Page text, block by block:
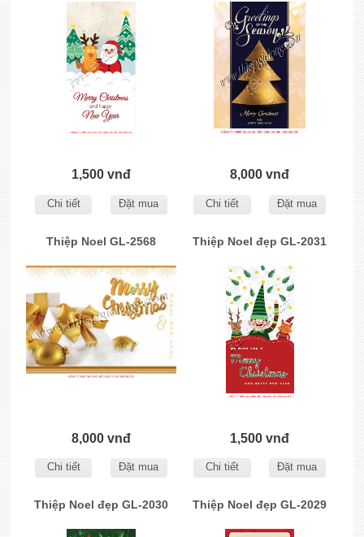
1,500 vnđ
Chi tiết Đặt mua
8,000 vnđ
Chi tiết Đặt mua
Thiệp Noel GL-2568
8,000 vnđ
Chi tiết Đặt mua
Thiệp Noel đẹp GL-2031
1,500 vnđ
Chi tiết Đặt mua
Thiệp Noel đẹp GL-2030 Thiệp Noel đẹp GL-2029